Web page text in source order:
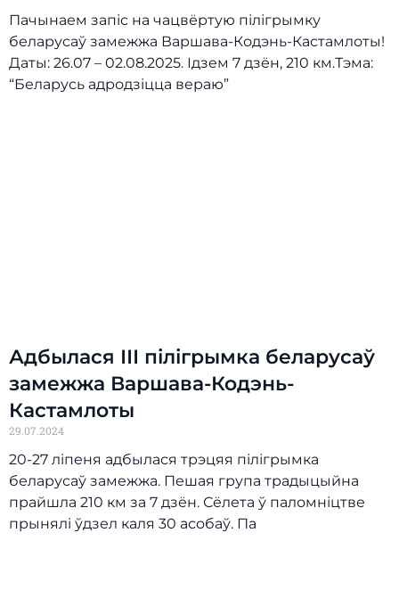
Пачынаем запіс на чацвёртую пілігрымку
беларусаў замежжа Варшава-Кодэнь-Кастамлоты!
Даты: 26.07 – 02.08.2025. Ідзем 7 дзён, 210 км.Тэма:
“Беларусь адродзіцца вераю”
Адбылася ІІІ пілігрымка беларусаў
замежжа Варшава-Кодэнь-
Кастамлоты
29.07.2024
20-27 ліпеня адбылася трэцяя пілігрымка
беларусаў замежжа. Пешая група традыцыйна
прайшла 210 км за 7 дзён. Сёлета ў паломніцтве
прынялі ўдзел каля 30 асобаў. Па